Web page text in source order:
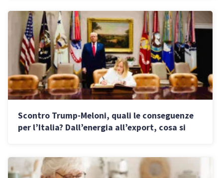
Scontro Trump-Meloni, quali le conseguenze
per l’Italia? Dall’energia all’export, cosa si